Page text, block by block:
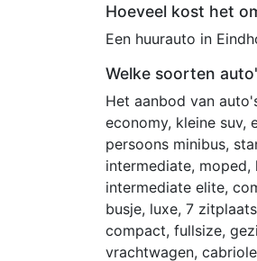
Hoeveel kost het
Een huurauto in
Welke soorten
Het aanbod van
economy, kleine suv,
persoons minibus,
intermediate,
intermediate elite,
busje, luxe, 7
compact, fullsize,
vrachtwagen,